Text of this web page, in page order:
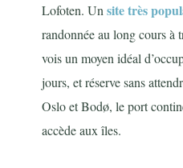
Lofoten. Unsite très
randonnée au long cours à
vois un moyen idéal
jours, et réserve sans
Oslo et Bodø, le port
accède aux îles.